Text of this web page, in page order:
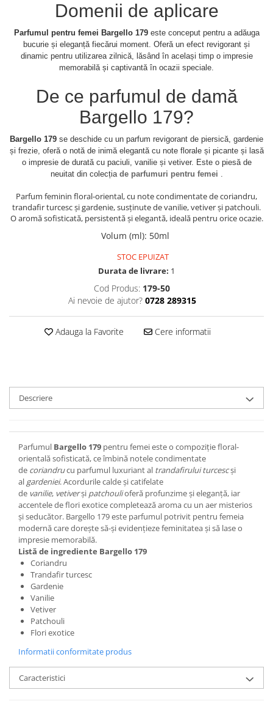
Domenii de aplicare
Parfumul pentru femei Bargello 179este conceput pentru a adăuga
bucurie și eleganță fiecărui moment. Oferă un efect revigorant și
dinamic pentru utilizarea zilnică, lăsând în același timp o impresie
memorabilă și captivantă în ocazii speciale.
De ce parfumul de damă
Bargello 179?
Bargello 179 se deschide cu un parfum revigorant de piersică, gardenie
și frezie, oferă o notă de inimă elegantă cu note florale și picante și lasă
o impresie de durată cu paciuli, vanilie și vetiver. Este o piesă de
neuitat din colecția de parfumuri pentru femei .
Parfum feminin floral-oriental, cu note condimentate de coriandru,
trandafir turcesc și gardenie, susținute de vanilie, vetiver și patchouli.
O aromă sofisticată, persistentă și elegantă, ideală pentru orice ocazie.
Volum (ml): 50ml
STOC EPUIZAT
Durata de livrare: 1
Cod Produs: 179-50
Ai nevoie de ajutor? 0728 289315
Adauga la Favorite Cere informatii
Descriere
Parfumul Bargello 179 pentru femei este o compoziție floral-
orientală sofisticată, ce îmbină notele condimentate
de coriandrucu parfumul luxuriant al trandafirului turcescși
al gardeniei. Acordurile calde și catifelate
de vanilie, vetiverși patchoulioferă profunzime și eleganță, iar
accentele de flori exotice completează aroma cu un aer misterios
și seducător. Bargello 179 este parfumul potrivit pentru femeia
modernă care dorește să-și evidențieze feminitatea și să lase o
impresie memorabilă.
Listă de ingrediente Bargello 179
Coriandru
Trandafir turcesc
Gardenie
Vanilie
Vetiver
Patchouli
Flori exotice
Informatii conformitate produs
Caracteristici